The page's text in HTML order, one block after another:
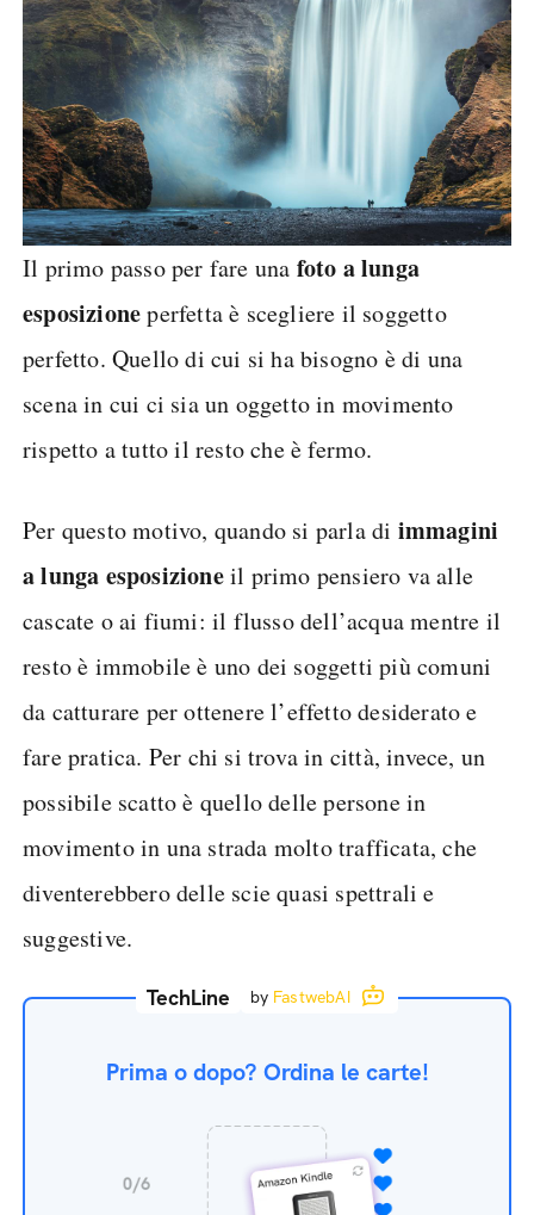
Il primo passo per fare una foto a lunga
esposizioneperfetta è scegliere il soggetto
perfetto. Quello di cui si ha bisogno è di una
scena in cui ci sia un oggetto in movimento
rispetto a tutto il resto che è fermo.
Per questo motivo, quando si parla di immagini
a lunga esposizioneil primo pensiero va alle
cascate o ai fiumi: il flusso dell’acqua mentre il
resto è immobile è uno dei soggetti più comuni
da catturare per ottenere l’effetto desiderato e
fare pratica. Per chi si trova in città, invece, un
possibile scatto è quello delle persone in
movimento in una strada molto trafficata, che
diventerebbero delle scie quasi spettrali e
suggestive.
TechLine by FastwebAI
Prima o dopo? Ordina le carte!